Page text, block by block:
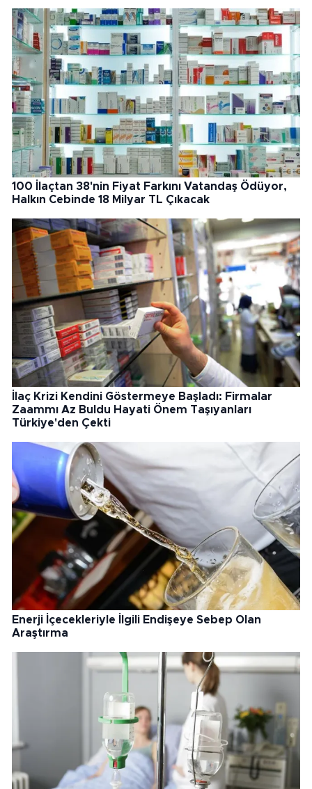
100 İlaçtan 38'nin Fiyat Farkını Vatandaş Ödüyor,
Halkın Cebinde 18 Milyar TL Çıkacak
İlaç Krizi Kendini Göstermeye Başladı: Firmalar
Zaammı Az Buldu Hayati Önem Taşıyanları
Türkiye'den Çekti
Enerji İçecekleriyle İlgili Endişeye Sebep Olan
Araştırma